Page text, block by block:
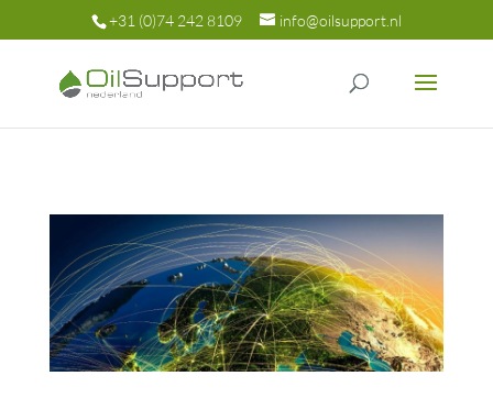
+31 (0)74 242 8109 info@oilsupport.nl